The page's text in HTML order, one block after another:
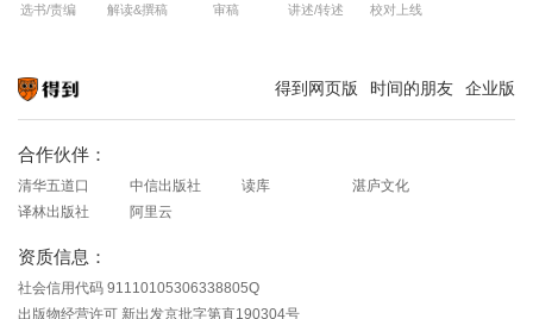
选书/责编 解读&撰稿 审稿 讲述/转述 校对上线
得到网页版 时间的朋友 企业版
合作伙伴：
清华五道口 中信出版社 读库
湛庐文化
译林出版社
阿里云
资质信息：
社会信用代码 91110105306338805Q
出版物经营许可 新出发京批字第直190304号